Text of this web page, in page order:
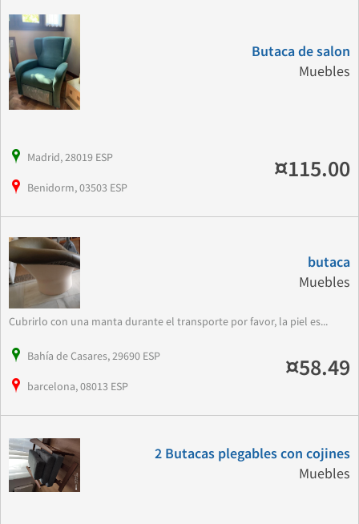
Butaca de salon
Muebles
Madrid, 28019 ESP
Benidorm, 03503 ESP
¤115.00
butaca
Muebles
Cubrirlo con una manta durante el transporte por favor, la piel es...
Bahía de Casares, 29690 ESP
barcelona, 08013 ESP
¤58.49
2 Butacas plegables con cojines
Muebles